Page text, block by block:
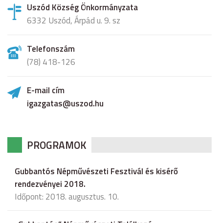
Uszód Község Önkormányzata
6332 Uszód, Árpád u. 9. sz
Telefonszám
(78) 418-126
E-mail cím
igazgatas@uszod.hu
PROGRAMOK
Gubbantós Népművészeti Fesztivál és kisérő
rendezvényei 2018.
Időpont: 2018. augusztus. 10.